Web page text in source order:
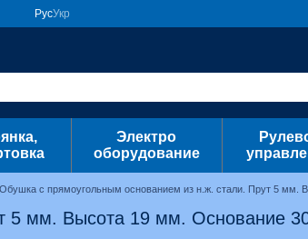
РусУкр
Электро
оборудование
Обушка с прямоугольным основанием из н.ж. стали. Прут 5 мм.
5 мм. Высота 19 мм. Основание